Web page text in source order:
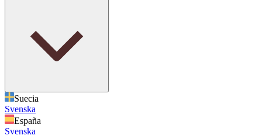
Suecia
Svenska
España
Svenska